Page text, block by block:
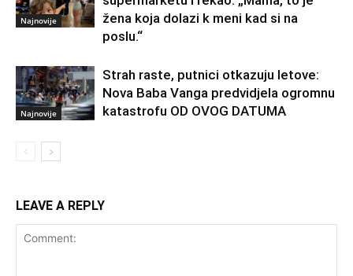
Najnovije
žena koja dolazi k meni kad si na
poslu.“
Najnovije
Strah raste, putnici otkazuju letove:
Nova Baba Vanga predvidjela ogromnu
katastrofu OD OVOG DATUMA
LEAVE A REPLY